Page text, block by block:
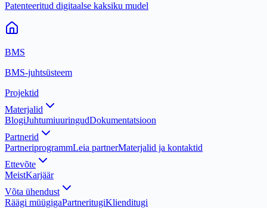
Patenteeritud digitaalse kaksiku mudel
BMS
BMS-juhtsüsteem
Projektid
Materjalid
BlogiJuhtumiuuringudDokumentatsioon
Partnerid
PartneriprogrammLeia partnerMaterjalid ja kontaktid
Ettevõte
MeistKarjäär
Võta ühendust
Räägi müügigaPartneritugiKlienditugi